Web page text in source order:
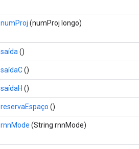
numProj (numProj longo)
saída ()
saídaC()
saídaH ()
reservaEspaço ()
rnnMode (String rnnMode)